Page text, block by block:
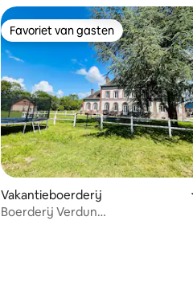
Favoriet van gasten
Favoriet van gasten
Vakantieboerderij
Boerderij Verdun